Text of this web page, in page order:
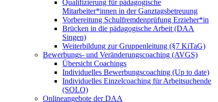
Qualifizierung für pädagogische
Mitarbeiter*innen in der Ganztagsbetreuung
Vorbereitung Schulfremdenprüfung Erzieher*in
Brücken in die pädagogische Arbeit (DAA
Singen)
Weiterbildung zur Gruppenleitung (§7 KiTaG)
Bewerbungs- und Veränderungscoaching (AVGS)
Übersicht Coachings
Individuelles Bewerbungscoaching (Up to date)
Individuelles Einzelcoaching für Arbeitsuchende
(SOLO)
Onlineangebote der DAA